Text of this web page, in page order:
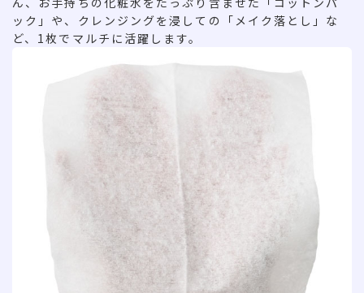
ック」や、クレンジングを浸しての「メイク落とし」な
ど、1枚でマルチに活躍します。